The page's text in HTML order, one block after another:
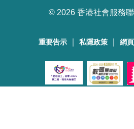
© 2026 香港社會服務
重要告示 私隱政策 網